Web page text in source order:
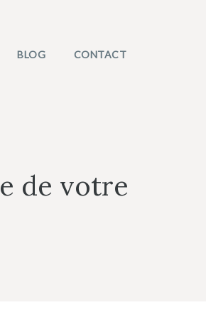
BLOG CONTACT
de votre